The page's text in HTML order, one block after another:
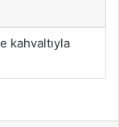
kahvaltıyla